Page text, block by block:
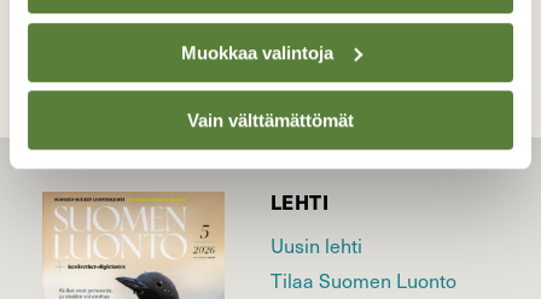
Muokkaa valintoja
Vain välttämättömät
LEHTI
Uusin lehti
Tilaa Suomen Luonto